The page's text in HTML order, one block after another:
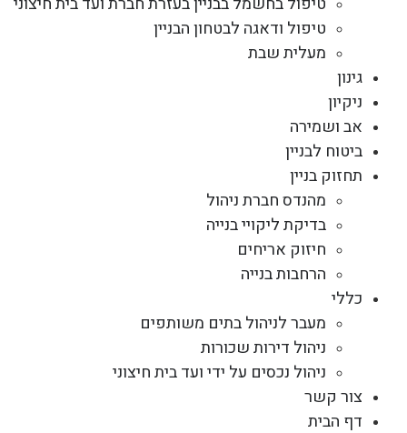
טיפול ודאגה לבטחון הבניין
מעלית שבת
גינון
ניקיון
אב ושמירה
ביטוח לבניין
תחזוק בניין
מהנדס חברת ניהול
בדיקת ליקויי בנייה
חיזוק אריחים
הרחבות בנייה
כללי
מעבר לניהול בתים משותפים
ניהול דירות שכורות
ניהול נכסים על ידי ועד בית חיצוני
צור קשר
דף הבית